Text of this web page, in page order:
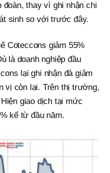
đoàn, thay vì ghi nhận chi
sinh so với trước đây.
Coteccons giảm 55%
là doanh nghiệp đầu
lại ghi nhận đà giảm
vị còn lại. Trên thị trường,
giao dịch tại mức
kể từ đầu năm.